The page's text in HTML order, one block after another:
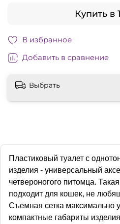
Купить в
В избранное
Добавить в сравнение
Выбрать
Пластиковый туалет с
изделия - универсальный
четвероногого питомца.
подходит для кошек, не
Съемная сетка максимально
компактные габариты